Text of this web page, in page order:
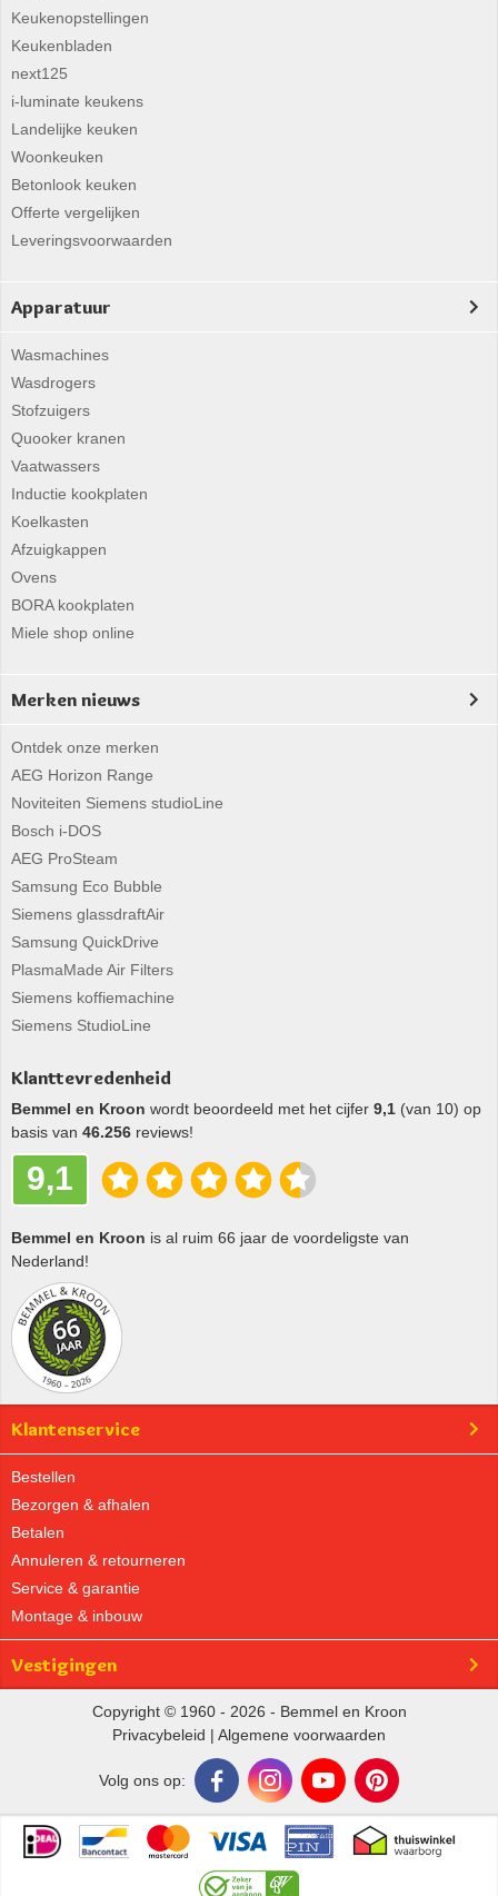
Keukenopstellingen
Keukenbladen
next125
i-luminate keukens
Landelijke keuken
Woonkeuken
Betonlook keuken
Offerte vergelijken
Leveringsvoorwaarden
Apparatuur
Wasmachines
Wasdrogers
Stofzuigers
Quooker kranen
Vaatwassers
Inductie kookplaten
Koelkasten
Afzuigkappen
Ovens
BORA kookplaten
Miele shop online
Merken nieuws
Ontdek onze merken
AEG Horizon Range
Noviteiten Siemens studioLine
Bosch i-DOS
AEG ProSteam
Samsung Eco Bubble
Siemens glassdraftAir
Samsung QuickDrive
PlasmaMade Air Filters
Siemens koffiemachine
Siemens StudioLine
Klanttevredenheid
Bemmel en Kroon wordt beoordeeld met het cijfer 9,1 (van 10) op
basis van 46.256 reviews!
9,1
Bemmel en Kroon is al ruim 66 jaar de voordeligste van
Nederland!
Klantenservice
Bestellen
Bezorgen & afhalen
Betalen
Annuleren & retourneren
Service & garantie
Montage & inbouw
Vestigingen
Copyright © 1960 - 2026 - Bemmel en Kroon
Privacybeleid | Algemene voorwaarden
Volg ons op: